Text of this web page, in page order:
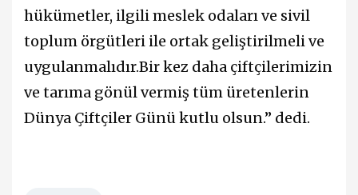
hükümetler, ilgili meslek odaları ve sivil
toplum örgütleri ile ortak geliştirilmeli ve
uygulanmalıdır.Bir kez daha çiftçilerimizin
ve tarıma gönül vermiş tüm üretenlerin
Dünya Çiftçiler Günü kutlu olsun.” dedi.